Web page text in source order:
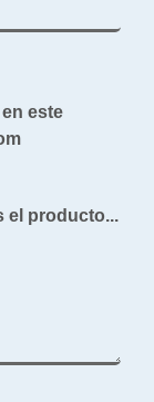
este
el producto...